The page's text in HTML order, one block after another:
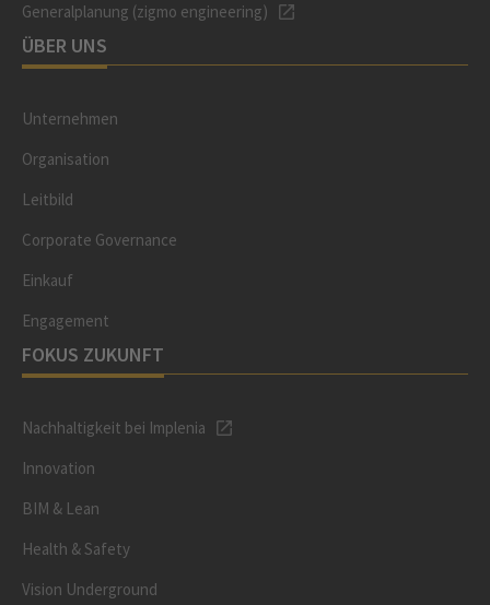
Generalplanung (zigmo engineering)
ÜBER UNS
Unternehmen
Organisation
Leitbild
Corporate Governance
Einkauf
Engagement
FOKUS ZUKUNFT
Nachhaltigkeit bei Implenia
Innovation
BIM & Lean
Health & Safety
Vision Underground